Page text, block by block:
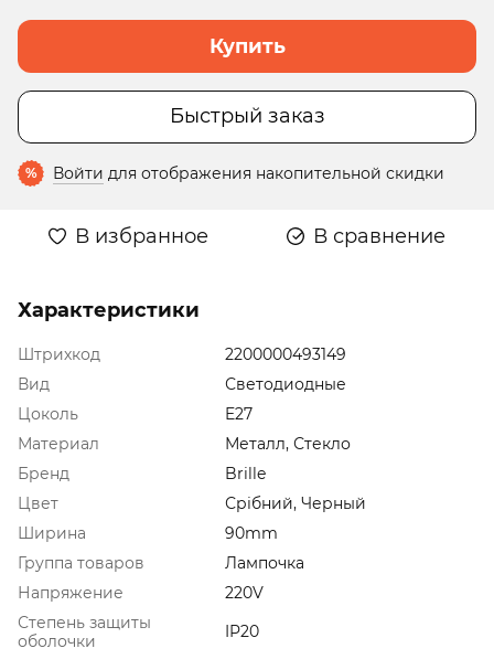
Купить
Быстрый заказ
% Войти для отображения накопительной скидки
В избранное В сравнение
Характеристики
Штрихкод
2200000493149
Вид
Светодиодные
Цоколь
E27
Материал
Металл, Стекло
Бренд
Brille
Цвет
Срібний, Черный
Ширина
90mm
Группа товаров
Лампочка
Напряжение
220V
Степень защиты
оболочки
IP20